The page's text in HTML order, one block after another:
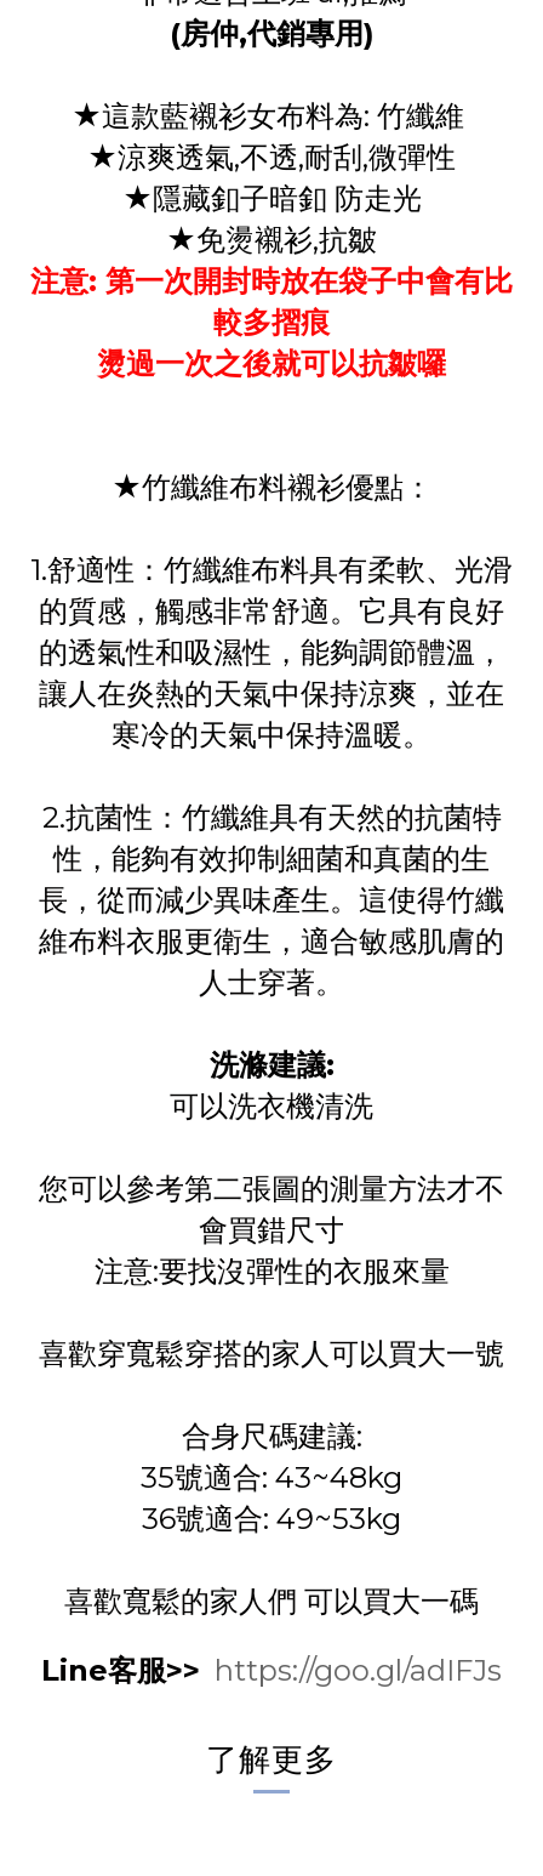
(房仲,代銷專用)
★這款藍襯衫女布料為: 竹纖維
★涼爽透氣,不透,耐刮,微彈性
★隱藏釦子暗釦 防走光
★免燙襯衫,抗皺
注意: 第一次開封時放在袋子中會有比
較多摺痕
燙過一次之後就可以抗皺囉
★竹纖維布料襯衫優點：
1.舒適性：竹纖維布料具有柔軟、光滑
的質感，觸感非常舒適。它具有良好
的透氣性和吸濕性，能夠調節體溫，
讓人在炎熱的天氣中保持涼爽，並在
寒冷的天氣中保持溫暖。
2.抗菌性：竹纖維具有天然的抗菌特
性，能夠有效抑制細菌和真菌的生
長，從而減少異味產生。這使得竹纖
維布料衣服更衛生，適合敏感肌膚的
人士穿著。
洗滌建議:
可以洗衣機清洗
您可以參考第二張圖的測量方法才不
會買錯尺寸
注意:要找沒彈性的衣服來量
喜歡穿寬鬆穿搭的家人可以買大一號
合身尺碼建議:
35號適合: 43~48kg
36號適合: 49~53kg
喜歡寬鬆的家人們 可以買大一碼
Line客服>> https://goo.gl/adIFJs
了解更多